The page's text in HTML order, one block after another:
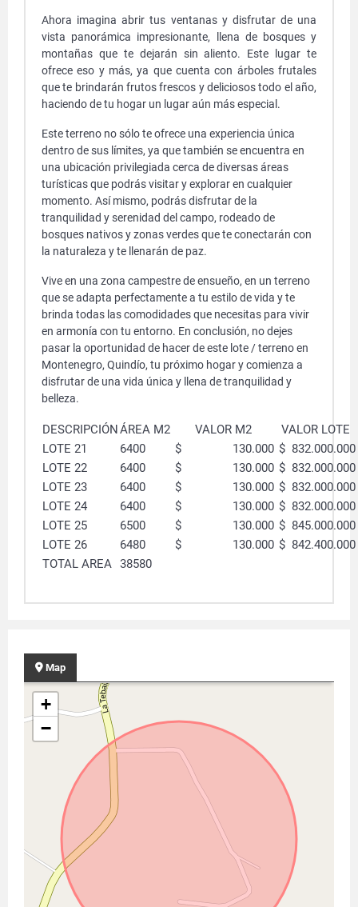
Ahora imagina abrir tus ventanas y disfrutar de una
vista panorámica impresionante, llena de bosques y
montañas que te dejarán sin aliento. Este lugar te
ofrece eso y más, ya que cuenta con árboles frutales
que te brindarán frutos frescos y deliciosos todo el año,
haciendo de tu hogar un lugar aún más especial.
Este terreno no sólo te ofrece una experiencia única
dentro de sus límites, ya que también se encuentra en
una ubicación privilegiada cerca de diversas áreas
turísticas que podrás visitar y explorar en cualquier
momento. Así mismo, podrás disfrutar de la
tranquilidad y serenidad del campo, rodeado de
bosques nativos y zonas verdes que te conectarán con
la naturaleza y te llenarán de paz.
Vive en una zona campestre de ensueño, en un terreno
que se adapta perfectamente a tu estilo de vida y te
brinda todas las comodidades que necesitas para vivir
en armonía con tu entorno. En conclusión, no dejes
pasar la oportunidad de hacer de este lote / terreno en
Montenegro, Quindío, tu próximo hogar y comienza a
disfrutar de una vida única y llena de tranquilidad y
belleza.
DESCRIPCIÓNÁREA M2 VALOR M2
VALOR LOTE
LOTE 21
6400 $ 130.000 $ 832.000.000
LOTE 22
6400 $ 130.000 $ 832.000.000
LOTE 23
6400 $ 130.000 $ 832.000.000
LOTE 24
6400 $ 130.000 $ 832.000.000
LOTE 25
6500 $ 130.000 $ 845.000.000
LOTE 26
6480 $ 130.000 $ 842.400.000
TOTAL AREA 38580
Map
+
−